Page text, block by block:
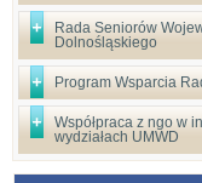
Rada Seniorów
Dolnośląskiego
Program Wsparcia
Współpraca z ngo w
wydziałach UMWD